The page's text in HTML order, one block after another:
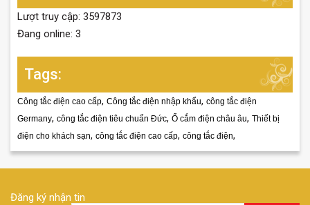
Lượt truy cập: 3597873
Đang online: 3
Tags:
Công tắc điện cao cấp, Công tắc điện nhập khẩu, công tắc điện
Germany, công tắc điện tiêu chuẩn Đức, Ổ cắm điện châu âu, Thiết bị
điện cho khách sạn, công tắc điện cao cấp, công tắc điện,
Đăng ký nhận tin